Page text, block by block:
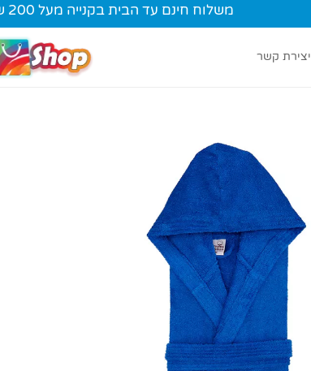
משלוח חינם עד הבית בקנייה מעל 200 ש"ח ואספקה עד 7 ימי עסקים*
יצירת קשר